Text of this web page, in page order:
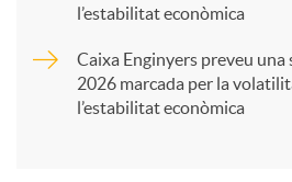
l’estabilitat econòmica
Caixa Enginyers preveu una
2026 marcada per la
l’estabilitat econòmica